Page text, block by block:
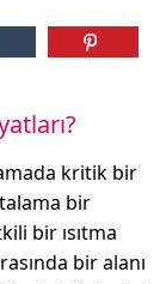
kritik bir
bir
bir ısıtma
bir alanı